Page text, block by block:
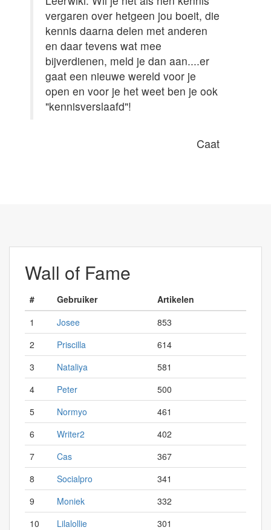
vergaren over hetgeen jou boeit, die
kennis daarna delen met anderen
en daar tevens wat mee
bijverdienen, meld je dan aan....er
gaat een nieuwe wereld voor je
open en voor je het weet ben je ook
"kennisverslaafd"!
Caat
Wall of Fame
# Gebruiker
Artikelen
1
Josee
853
2
Priscilla
614
3
Nataliya
581
4
Peter
500
5
Normyo
461
6
Writer2
402
7
Cas
367
8
Socialpro
341
9
Moniek
332
10
Lilalollie 301